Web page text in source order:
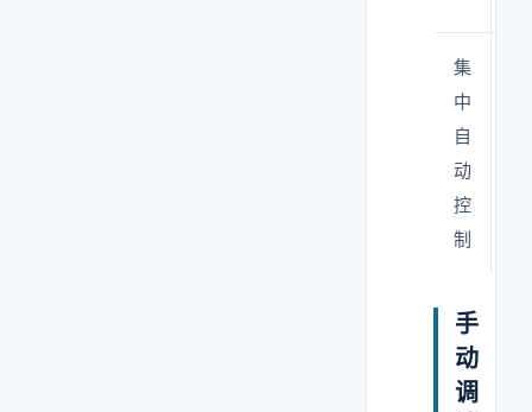
集
中
自
动
控
制
手
动
调